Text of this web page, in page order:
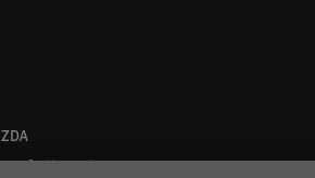
faaliyet alanı